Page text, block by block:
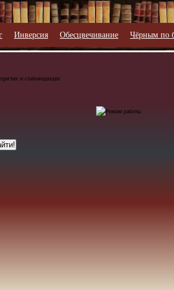
Чёрным по
Обесцвечивание
Инверсия